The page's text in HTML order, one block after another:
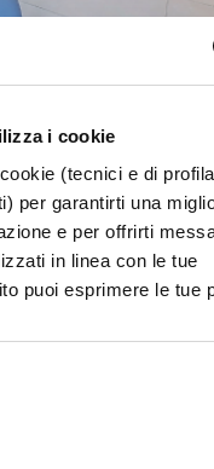
i cookie
(tecnici e di
per garantirti una
e per offrirti
in linea con le tue
puoi esprimere le tue
volo
Scopri